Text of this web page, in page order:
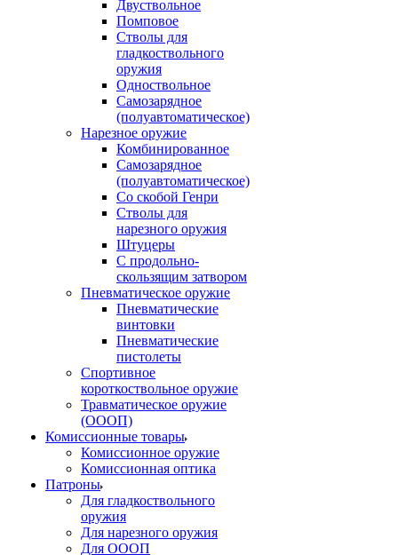
Двуствольное
Помповое
Стволы для
гладкоствольного
оружия
Одноствольное
Самозарядное
(полуавтоматическое)
Нарезное оружие
Комбинированное
Самозарядное
(полуавтоматическое)
Со скобой Генри
Стволы для
нарезного оружия
Штуцеры
С продольно-
скользящим затвором
Пневматическое оружие
Пневматические
винтовки
Пневматические
пистолеты
Спортивное
короткоствольное оружие
Травматическое оружие
(ОООП)
Комиссионные товары
Комиссионное оружие
Комиссионная оптика
Патроны
Для гладкоствольного
оружия
Для нарезного оружия
Для ОООП